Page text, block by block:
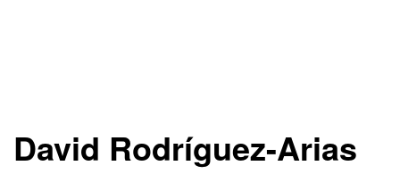
David Rodríguez-Arias